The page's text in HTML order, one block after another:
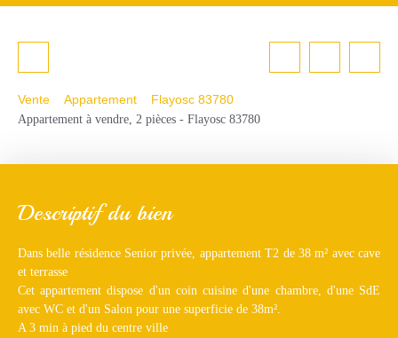
Vente Appartement
Flayosc 83780
Appartement à vendre, 2 pièces - Flayosc 83780
Descriptif du bien
Dans belle résidence Senior privée, appartement T2 de 38 m² avec cave
et terrasse
Cet appartement dispose d'un coin cuisine d'une chambre, d'une SdE
avec WC et d'un Salon pour une superficie de 38m².
A 3 min à pied du centre ville